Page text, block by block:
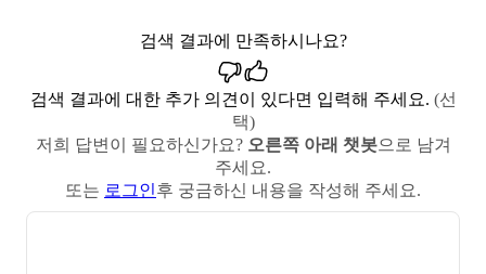
검색 결과에 만족하시나요?
검색 결과에 대한 추가 의견이 있다면 입력해 주세요. (선
택)
저희 답변이 필요하신가요? 오른쪽 아래 챗봇으로 남겨
주세요.
또는 로그인후 궁금하신 내용을 작성해 주세요.